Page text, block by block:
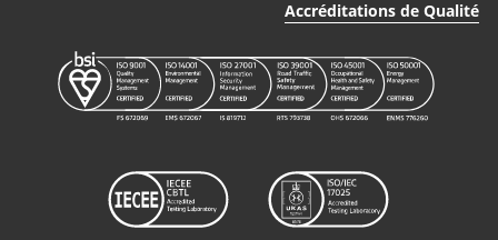
Accréditations de Qualité